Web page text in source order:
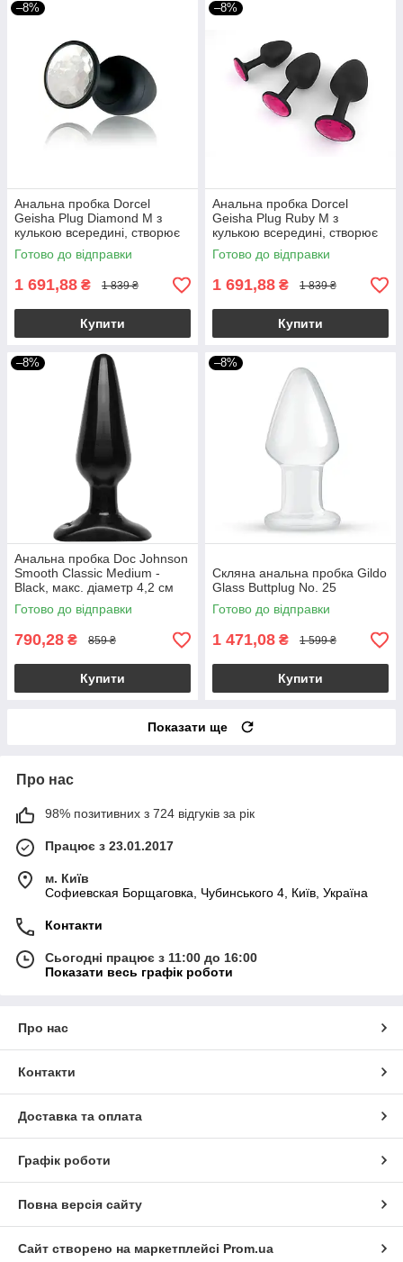
–8%
Анальна пробка Dorcel
Geisha Plug Diamond M з
кулькою всередині, створює
вібрації, макс. діам. 3,2см
Готово до відправки
1 691,88 ₴ 1 839 ₴
Купити
–8%
Анальна пробка Dorcel
Geisha Plug Ruby M з
кулькою всередині, створює
вібрації, макс. діаметр 3,2см
Готово до відправки
1 691,88 ₴ 1 839 ₴
Купити
–8%
Анальна пробка Doc Johnson
Smooth Classic Medium -
Black, макс. діаметр 4,2 см
Готово до відправки
790,28 ₴ 859 ₴
Купити
–8%
Скляна анальна пробка Gildo
Glass Buttplug No. 25
Готово до відправки
1 471,08 ₴ 1 599 ₴
Купити
Показати ще
Про нас
98% позитивних з 724 відгуків за рік
Працює з 23.01.2017
м. Київ
Софиевская Борщаговка, Чубинського 4, Київ, Україна
Контакти
Сьогодні працює з 11:00 до 16:00
Показати весь графік роботи
Про нас
Контакти
Доставка та оплата
Графік роботи
Повна версія сайту
Сайт створено на маркетплейсі Prom.ua